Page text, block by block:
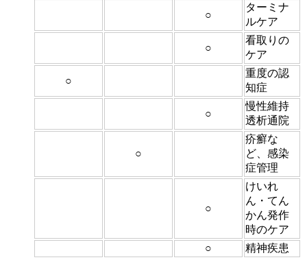
○
ターミナ
ルケア
○
看取りの
ケア
○
重度の認
知症
○
慢性維持
透析通院
○
疥癬な
ど、感染
症管理
○
けいれ
ん・てん
かん発作
時のケア
○
精神疾患